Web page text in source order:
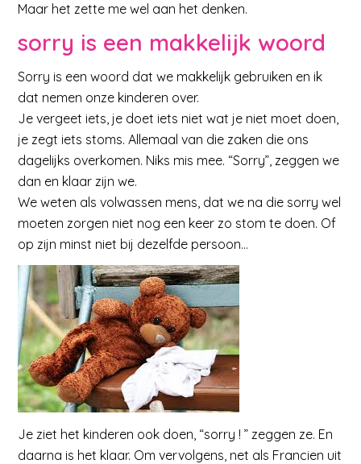
Maar het zette me wel aan het denken.
sorry is een makkelijk woord
Sorry is een woord dat we makkelijk gebruiken en ik
dat nemen onze kinderen over.
Je vergeet iets, je doet iets niet wat je niet moet doen,
je zegt iets stoms. Allemaal van die zaken die ons
dagelijks overkomen. Niks mis mee. “Sorry”, zeggen we
dan en klaar zijn we.
We weten als volwassen mens, dat we na die sorry wel
moeten zorgen niet nog een keer zo stom te doen. Of
op zijn minst niet bij dezelfde persoon…
Je ziet het kinderen ook doen, “sorry ! ” zeggen ze. En
daarna is het klaar. Om vervolgens, net als Francien uit